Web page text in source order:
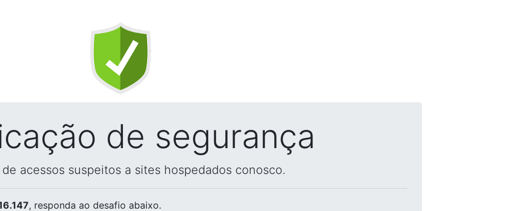
de segurança
acessos suspeitos a sites hospedados conosco.
, responda ao desafio abaixo.